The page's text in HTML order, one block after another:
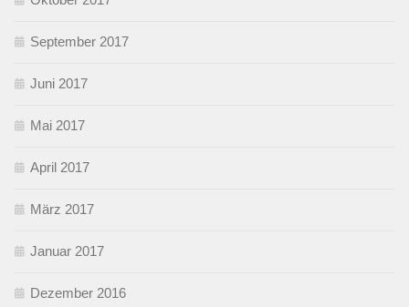
September 2017
Juni 2017
Mai 2017
April 2017
März 2017
Januar 2017
Dezember 2016